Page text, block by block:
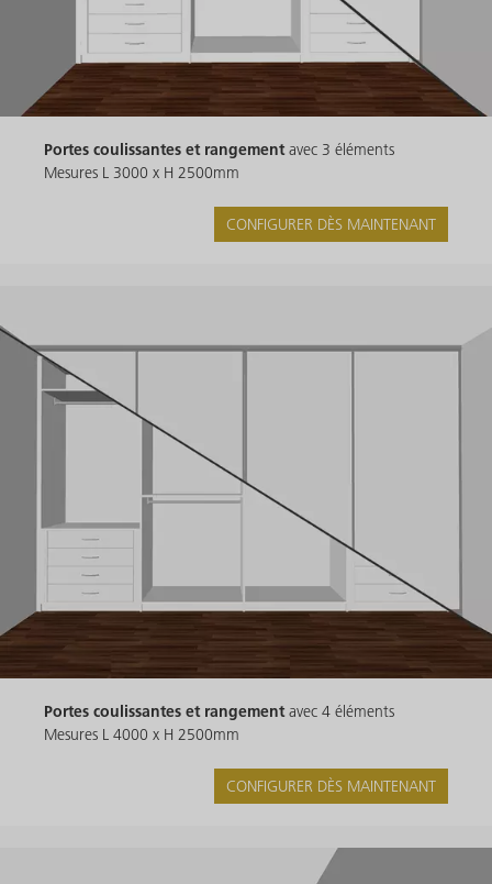
Portes coulissantes et rangementavec 3 éléments
Mesures L 3000 x H 2500mm
CONFIGURER DÈS MAINTENANT
Portes coulissantes et rangementavec 4 éléments
Mesures L 4000 x H 2500mm
CONFIGURER DÈS MAINTENANT